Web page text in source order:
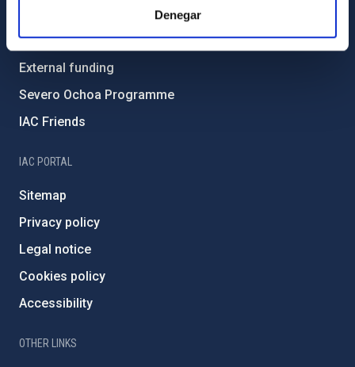
Denegar
IAC Projects
External funding
Severo Ochoa Programme
IAC Friends
IAC PORTAL
Sitemap
Privacy policy
Legal notice
Cookies policy
Accessibility
OTHER LINKS